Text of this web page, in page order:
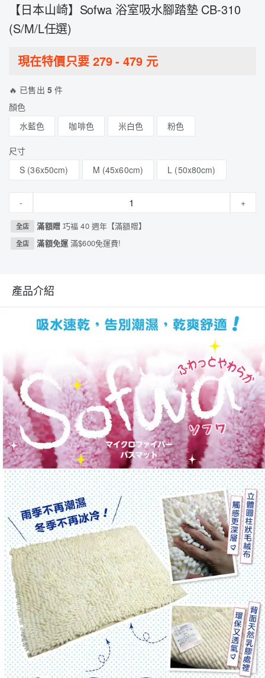
【日本山崎】Sofwa 浴室吸水腳踏墊 CB-310
(S/M/L任選)
現在特價只要 279- 479元
🔥 已售出 5件
顏色
水藍色
咖啡色 米白色 粉色
尺寸
S (36x50cm)
M (45x60cm) L (50x80cm)
- +
全店 滿額贈 巧福 40 週年【滿額贈】
全店 滿額免運滿$600免運費!
產品介紹